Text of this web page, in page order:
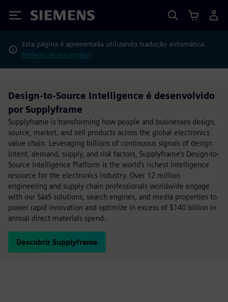
Siemens
Esta página é apresentada utilizando tradução automática.
Prefere ver em inglês?
Design-to-Source Intelligence é desenvolvido
por Supplyframe
Supplyframe is transforming how people and businesses design,
source, market, and sell products across the global electronics
value chain. Leveraging billions of continuous signals of design
intent, demand, supply, and risk factors, Supplyframe’s Design-to-
Source Intelligence Platform is the world’s richest intelligence
resource for the electronics industry. Over 12 million
engineering and supply chain professionals worldwide engage
with our SaaS solutions, search engines, and media properties to
power rapid innovation and optimize in excess of $140 billion in
annual direct materials spend.
Descobrir Supplyframe